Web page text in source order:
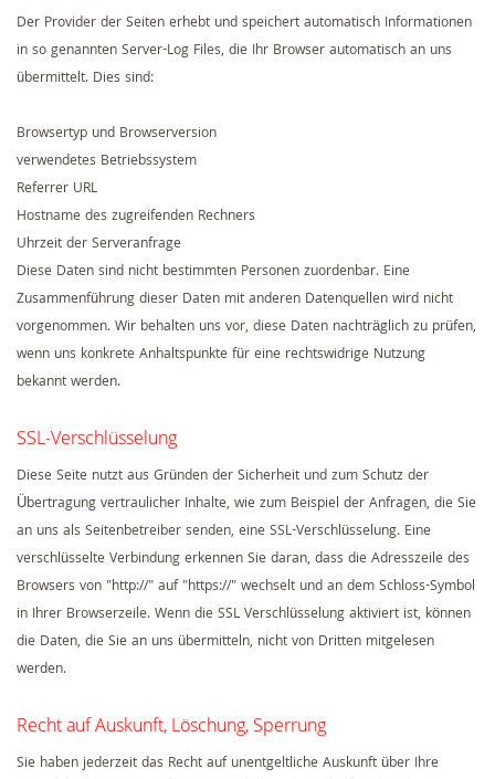
Der Provider der Seiten erhebt und speichert automatisch Informationen
in so genannten Server-Log Files, die Ihr Browser automatisch an uns
übermittelt. Dies sind:
Browsertyp und Browserversion
verwendetes Betriebssystem
Referrer URL
Hostname des zugreifenden Rechners
Uhrzeit der Serveranfrage
Diese Daten sind nicht bestimmten Personen zuordenbar. Eine
Zusammenführung dieser Daten mit anderen Datenquellen wird nicht
vorgenommen. Wir behalten uns vor, diese Daten nachträglich zu prüfen,
wenn uns konkrete Anhaltspunkte für eine rechtswidrige Nutzung
bekannt werden.
SSL-Verschlüsselung
Diese Seite nutzt aus Gründen der Sicherheit und zum Schutz der
Übertragung vertraulicher Inhalte, wie zum Beispiel der Anfragen, die Sie
an uns als Seitenbetreiber senden, eine SSL-Verschlüsselung. Eine
verschlüsselte Verbindung erkennen Sie daran, dass die Adresszeile des
Browsers von "http://" auf "https://" wechselt und an dem Schloss-Symbol
in Ihrer Browserzeile. Wenn die SSL Verschlüsselung aktiviert ist, können
die Daten, die Sie an uns übermitteln, nicht von Dritten mitgelesen
werden.
Recht auf Auskunft, Löschung, Sperrung
Sie haben jederzeit das Recht auf unentgeltliche Auskunft über Ihre